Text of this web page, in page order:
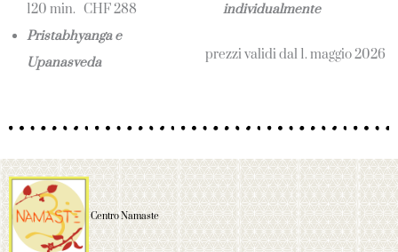
120 min. CHF 288
Pristabhyanga e
Upanasveda
individualmente
prezzi validi dal 1. maggio 2026
Centro Namaste